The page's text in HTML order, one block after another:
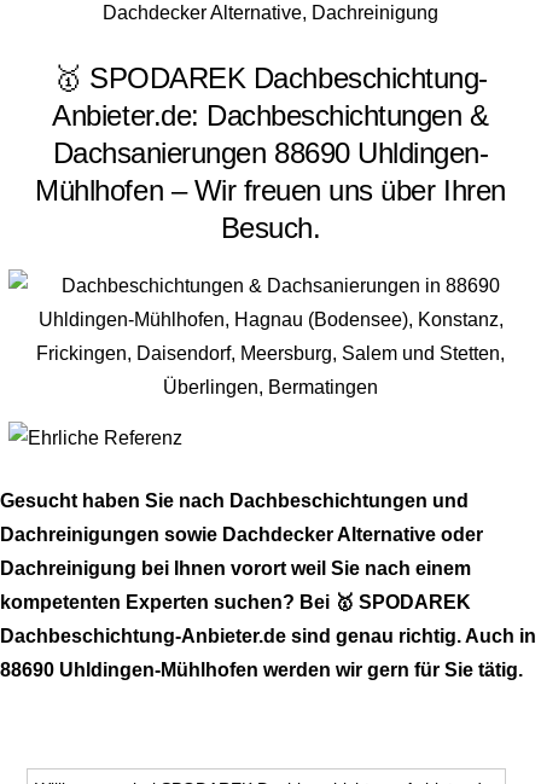
🥇 SPODAREK Dachbeschichtung-
Anbieter.de: Dachbeschichtungen &
Dachsanierungen 88690 Uhldingen-
Mühlhofen – Wir freuen uns über Ihren
Besuch.
Gesucht haben Sie nach Dachbeschichtungen und
Dachreinigungen sowie Dachdecker Alternative oder
Dachreinigung bei Ihnen vorort weil Sie nach einem
kompetenten Experten suchen? Bei 🥇 SPODAREK
Dachbeschichtung-Anbieter.de sind genau richtig. Auch in
88690 Uhldingen-Mühlhofen werden wir gern für Sie tätig.